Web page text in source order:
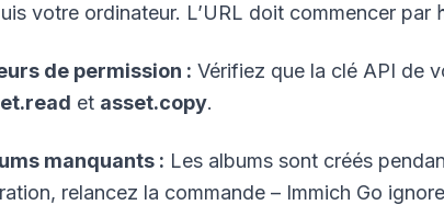
votre ordinateur. L’URL doit commencer par
de permission : Vérifiez que la clé API de
et asset.copy.
manquants : Les albums sont créés
relancez la commande – Immich Go